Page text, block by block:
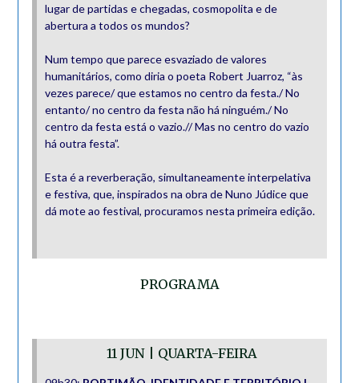
lugar de partidas e chegadas, cosmopolita e de
abertura a todos os mundos?
Num tempo que parece esvaziado de valores
humanitários, como diria o poeta Robert Juarroz, “às
vezes parece/ que estamos no centro da festa./ No
entanto/ no centro da festa não há ninguém./ No
centro da festa está o vazio.// Mas no centro do vazio
há outra festa”.
Esta é a reverberação, simultaneamente interpelativa
e festiva, que, inspirados na obra de Nuno Júdice que
dá mote ao festival, procuramos nesta primeira edição.
PROGRAMA
11 JUN | QUARTA-FEIRA